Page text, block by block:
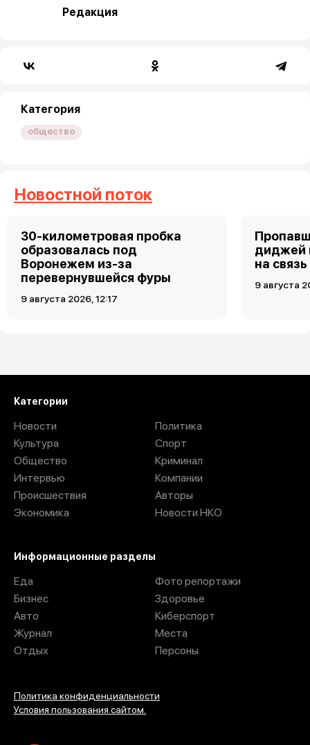
Редакция
Категория
общество
Новостной поток
30-километровая пробка
образовалась под
Воронежем из-за
перевернувшейся фуры
9 августа 2026, 12:17
диджей
на связь
9 августа
Категории
Новости
Культура
Общество
Интервью
Происшествия
Экономика
Политика
Спорт
Криминал
Компании
Авторы
Новости НКО
Информационные разделы
Еда
Бизнес
Авто
Журнал
Отдых
Фото репортажи
Здоровье
Киберспорт
Места
Персоны
Политика конфиденциальности
Условия пользования сайтом.